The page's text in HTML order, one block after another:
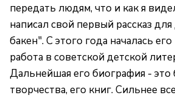
передать людям, что и как я
написал свой первый рассказ
бакен". С этого года началась
работа в советской детской
Дальнейшая его биография - это
творчества, его книг. Сильнее